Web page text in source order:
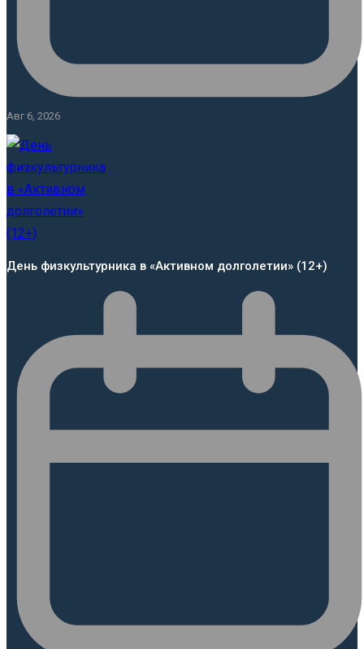
Авг 6, 2026
День физкультурника в «Активном долголетии» (12+)